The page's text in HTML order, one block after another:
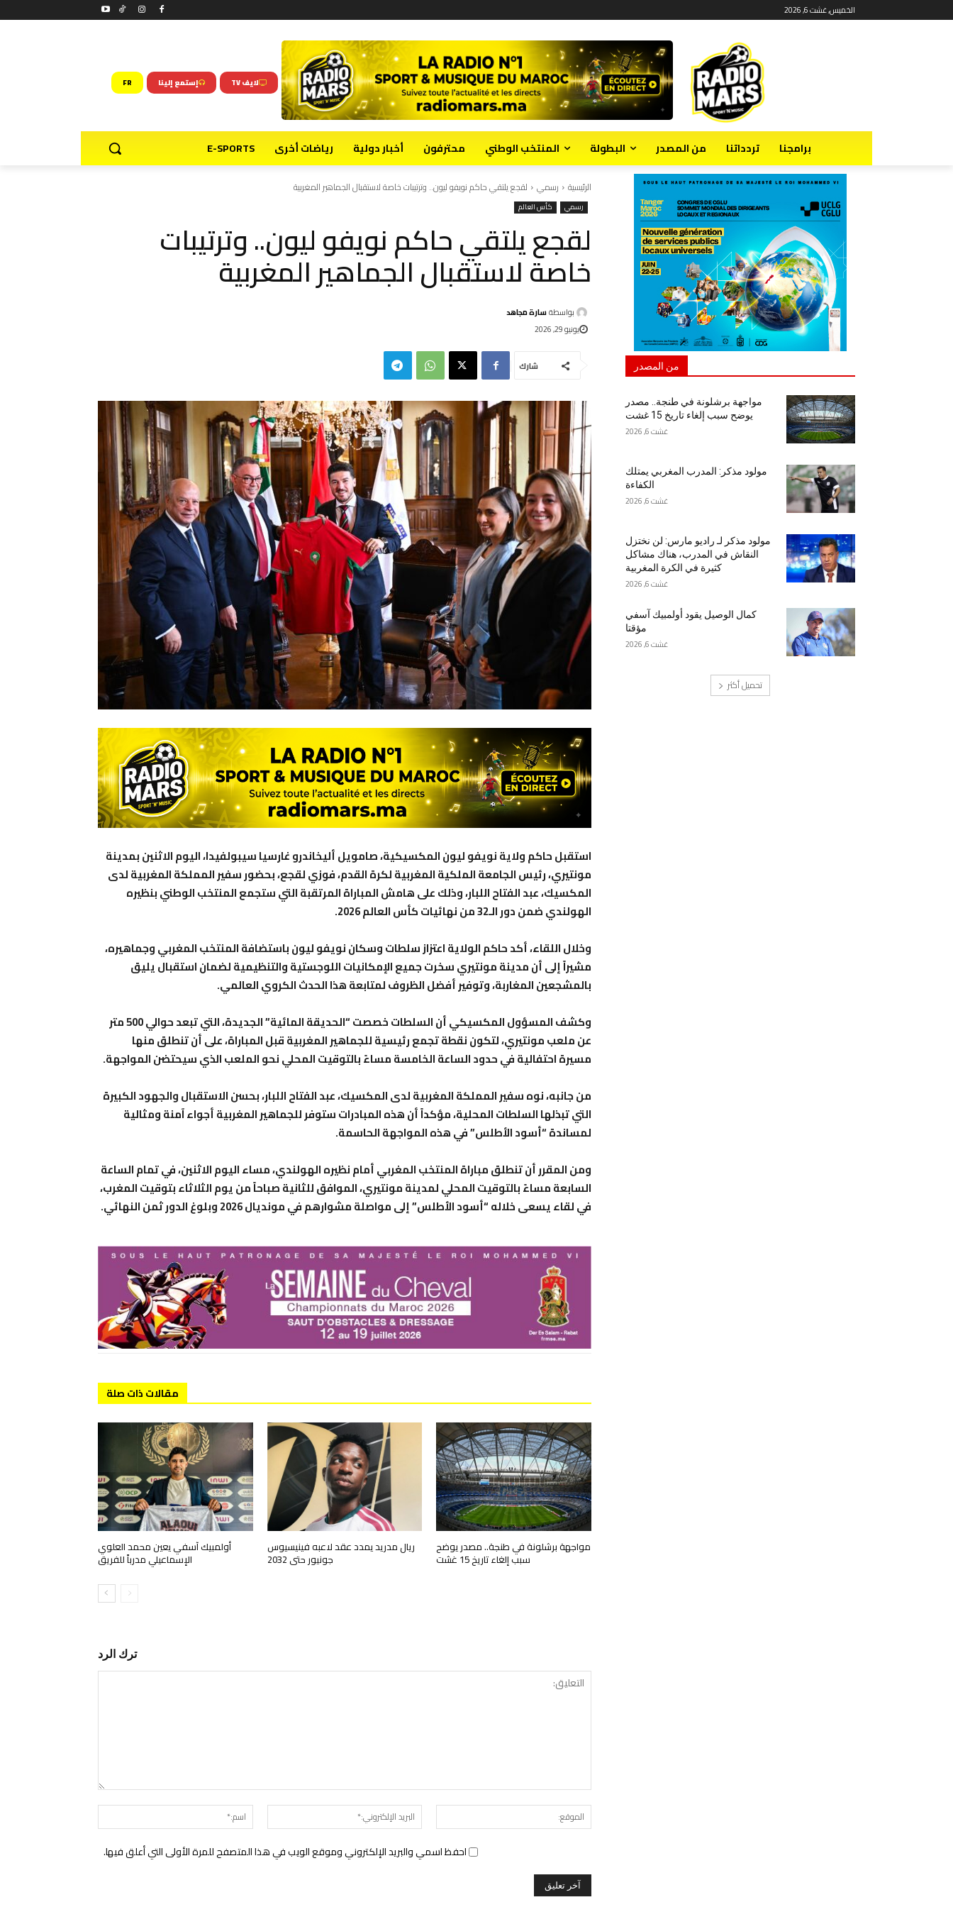
الخميس, غشت 6, 2026
لايف TV إستمع إلينا FR
برامجنا تردداتنا من المصدر البطولة المنتخب الوطني محترفون أخبار دولية رياضات أخرى E-SPORTS
الرئيسية رسمي لقجع يلتقي حاكم نويفو ليون.. وترتيبات خاصة لاستقبال الجماهير المغربية
رسمي كأس العالم
لقجع يلتقي حاكم نويفو ليون.. وترتيبات
خاصة لاستقبال الجماهير المغربية
بواسطةسارة مجاهد
يونيو 29, 2026
شارك
استقبل حاكم ولاية نويفو ليون المكسيكية، صامويل أليخاندرو غارسيا سيبولفيدا، اليوم الاثنين بمدينة
مونتيري، رئيس الجامعة الملكية المغربية لكرة القدم، فوزي لقجع، بحضور سفير المملكة المغربية لدى
المكسيك، عبد الفتاح اللبار، وذلك على هامش المباراة المرتقبة التي ستجمع المنتخب الوطني بنظيره
الهولندي ضمن دور الـ32 من نهائيات كأس العالم 2026.
وخلال اللقاء، أكد حاكم الولاية اعتزاز سلطات وسكان نويفو ليون باستضافة المنتخب المغربي وجماهيره،
مشيراً إلى أن مدينة مونتيري سخرت جميع الإمكانيات اللوجستية والتنظيمية لضمان استقبال يليق
بالمشجعين المغاربة، وتوفير أفضل الظروف لمتابعة هذا الحدث الكروي العالمي.
وكشف المسؤول المكسيكي أن السلطات خصصت “الحديقة المائية” الجديدة، التي تبعد حوالي 500 متر
عن ملعب مونتيري، لتكون نقطة تجمع رئيسية للجماهير المغربية قبل المباراة، على أن تنطلق منها
مسيرة احتفالية في حدود الساعة الخامسة مساءً بالتوقيت المحلي نحو الملعب الذي سيحتضن المواجهة.
من جانبه، نوه سفير المملكة المغربية لدى المكسيك، عبد الفتاح اللبار، بحسن الاستقبال والجهود الكبيرة
التي تبذلها السلطات المحلية، مؤكداً أن هذه المبادرات ستوفر للجماهير المغربية أجواء آمنة ومثالية
لمساندة “أسود الأطلس” في هذه المواجهة الحاسمة.
ومن المقرر أن تنطلق مباراة المنتخب المغربي أمام نظيره الهولندي، مساء اليوم الاثنين، في تمام الساعة
السابعة مساءً بالتوقيت المحلي لمدينة مونتيري، الموافق للثانية صباحاً من يوم الثلاثاء بتوقيت المغرب،
في لقاء يسعى خلاله “أسود الأطلس” إلى مواصلة مشوارهم في مونديال 2026 وبلوغ الدور ثمن النهائي.
مقالات ذات صلة
مواجهة برشلونة في طنجة.. مصدر يوضح
سبب إلغاء تاريخ 15 غشت
ريال مدريد يمدد عقد لاعبه فينيسيوس
جونيور حتى 2032
أولمبيك آسفي يعين محمد العلوي
الإسماعيلي مدرباً للفريق
ترك الرد
التعليق:
اسم:*
البريد
الإلكتروني:*
الموقع:
احفظ اسمي والبريد الإلكتروني وموقع الويب في هذا المتصفح للمرة الأولى التي أعلق فيها.
من المصدر
مواجهة برشلونة في طنجة.. مصدر
يوضح سبب إلغاء تاريخ 15 غشت
غشت 6, 2026
مولود مذكر: المدرب المغربي يمتلك
الكفاءة
غشت 6, 2026
مولود مذكر لـ راديو مارس: لن نختزل
النقاش في المدرب، هناك مشاكل
كثيرة في الكرة المغربية
غشت 6, 2026
كمال الوصيل يقود أولمبيك آسفي
مؤقتا
غشت 6, 2026
تحميل أكثر